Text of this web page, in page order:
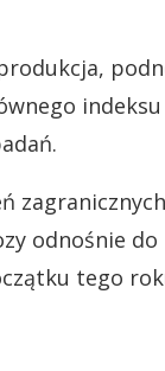
odnośnie do
tego